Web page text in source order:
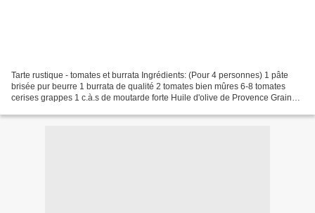
Tarte rustique - tomates et burrata Ingrédients: (Pour 4 personnes) 1 pâte
brisée pur beurre 1 burrata de qualité 2 tomates bien mûres 6-8 tomates
cerises grappes 1 c.à.s de moutarde forte Huile d'olive de Provence Graines